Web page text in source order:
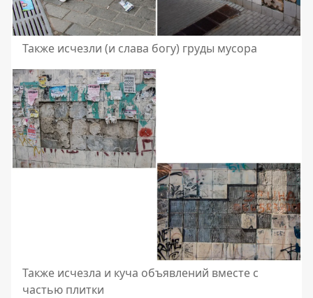
Также исчезли (и слава богу) груды мусора
Также исчезла и куча объявлений вместе с
частью плитки